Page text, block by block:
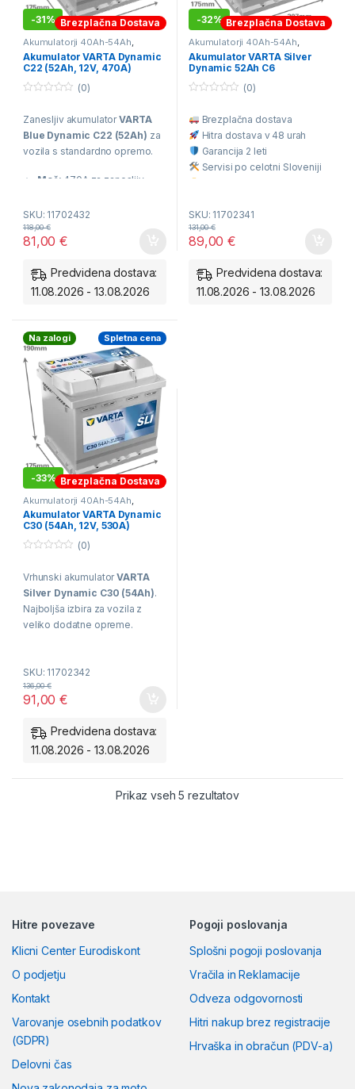
-31% Brezplačna Dostava
Akumulatorji 40Ah-54Ah
Akumulatorji Izbor po
Proizvajalcu, Avtomobilski
Akumulatorji
Akumulator VARTA Dynamic
C22 (52Ah, 12V, 470A)
u
o
f
5
(0)
Zanesljiv akumulatorVARTA
Blue Dynamic C22 (52Ah) za
vozila s standardno opremo.
Moč: 470A za zanesljiv
Tehnologija:
PowerFrame® za daljšo
Vzdrževanje:
brez vzdrževanja.
mm.
SKU: 11702432
81,00€
118,00€
Predvidena dostava:
11.08.2026 - 13.08.2026
-32% Brezplačna Dostava
Akumulatorji 40Ah-54Ah
Akumulatorji VARTA
Avtomobilski Akumulatorji
Akumulator VARTA Silver
Dynamic 52Ah C6
u
o
f
5
(0)
Brezplačna dostava
Hitra dostava v 48 urah
Garancija 2 leti
Servisi po celotni Sloveniji
SKU: 11702341
89,00€
131,00€
Predvidena dostava:
11.08.2026 - 13.08.2026
Na zalogi
-33%
Spletna cena
Brezplačna Dostava
Akumulatorji 40Ah-54Ah
Akumulatorji VARTA ,
Avtomobilski Akumulatorji
Akumulator VARTA Dynamic
C30 (54Ah, 12V, 530A)
u
t
o
f
(0)
Vrhunski akumulatorVARTA
Silver Dynamic C30 (54Ah).
Najboljša izbira za vozila z
veliko dodatne opreme.
zagonske moči za
ekstremne razmere.
Tehnologija PowerFrame®
za maksimalno življenjsko
Brez vzdrževanja:
SKU: 11702342
91,00€
136,00€
Predvidena dostava:
11.08.2026 - 13.08.2026
Prikaz vseh 5 rezultatovRazvrščeno po ceni:
Hitre povezave
Klicni Center Eurodiskont
O podjetju
Kontakt
Varovanje osebnih podatkov
(GDPR)
Delovni čas
Pogoji poslovanja
Splošni pogoji poslovanja
Vračila in Reklamacije
Odveza odgovornosti
Hitri nakup brez registracije
Hrvaška in obračun (PDV-a)